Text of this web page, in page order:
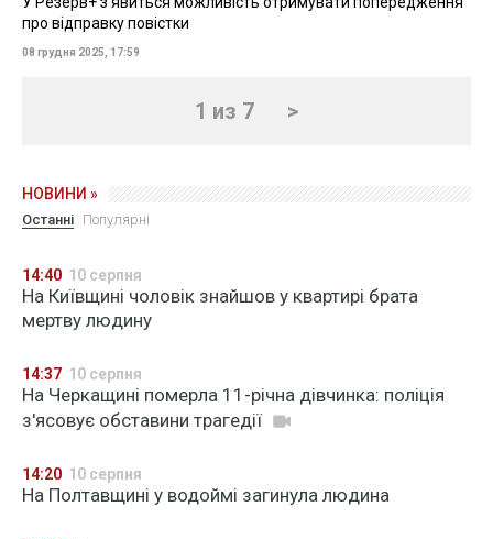
про відправку повістки
08 грудня 2025, 17:59
1 из 7 >
НОВИНИ »
Останні Популярні
14:40 10 серпня
На Київщині чоловік знайшов у квартирі брата
мертву людину
14:37 10 серпня
На Черкащині померла 11-річна дівчинка: поліція
з'ясовує обставини трагедії
14:20 10 серпня
На Полтавщині у водоймі загинула людина